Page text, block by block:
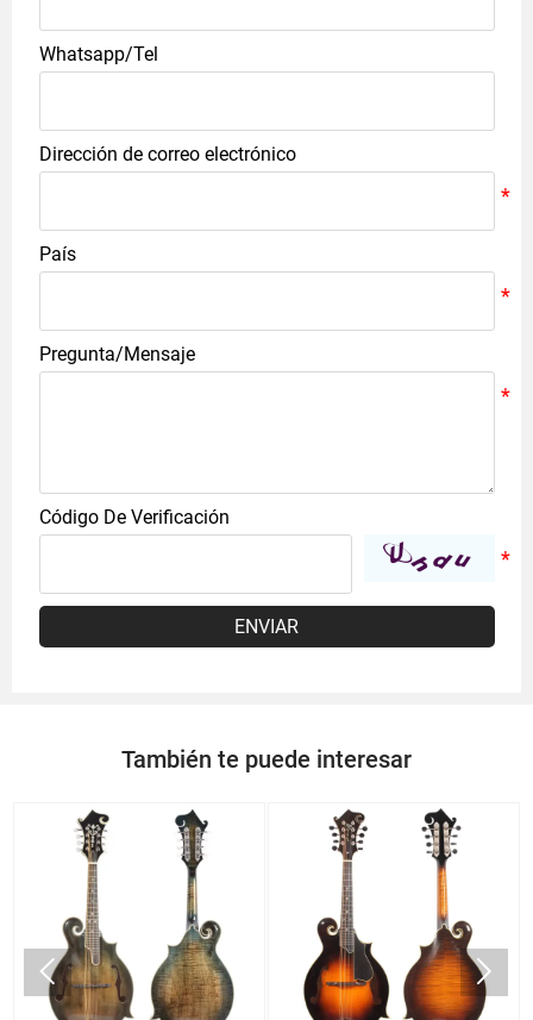
Whatsapp/Tel
Dirección de correo electrónico
País
Pregunta/Mensaje
Código De Verificación
ENVIAR
También te puede interesar
 